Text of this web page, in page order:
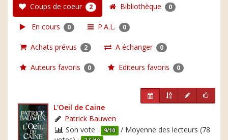
Coups de coeur 2 Bibliothèque 0
En cours 0 P.A.L. 0
Achats prévus 2 A échanger 0
Auteurs favoris 0 Editeurs favoris 0
L'Oeil de Caine
Patrick Bauwen
Son vote :
9/10 / Moyenne des lecteurs (78